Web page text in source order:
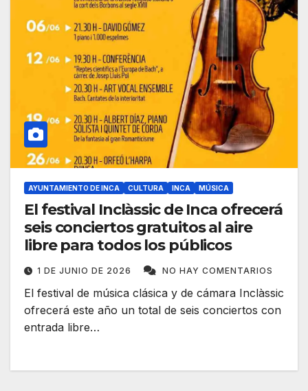
AYUNTAMIENTO DE INCA CULTURA INCA MÚSICA
El festival Inclàssic de Inca ofrecerá
seis conciertos gratuitos al aire
libre para todos los públicos
1 DE JUNIO DE 2026 NO HAY COMENTARIOS
El festival de música clásica y de cámara Inclàssic
ofrecerá este año un total de seis conciertos con
entrada libre…